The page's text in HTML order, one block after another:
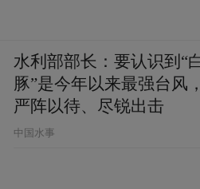
水利部部长：要认识到“
豚”是今年以来最强台风
严阵以待、尽锐出击
中国水事